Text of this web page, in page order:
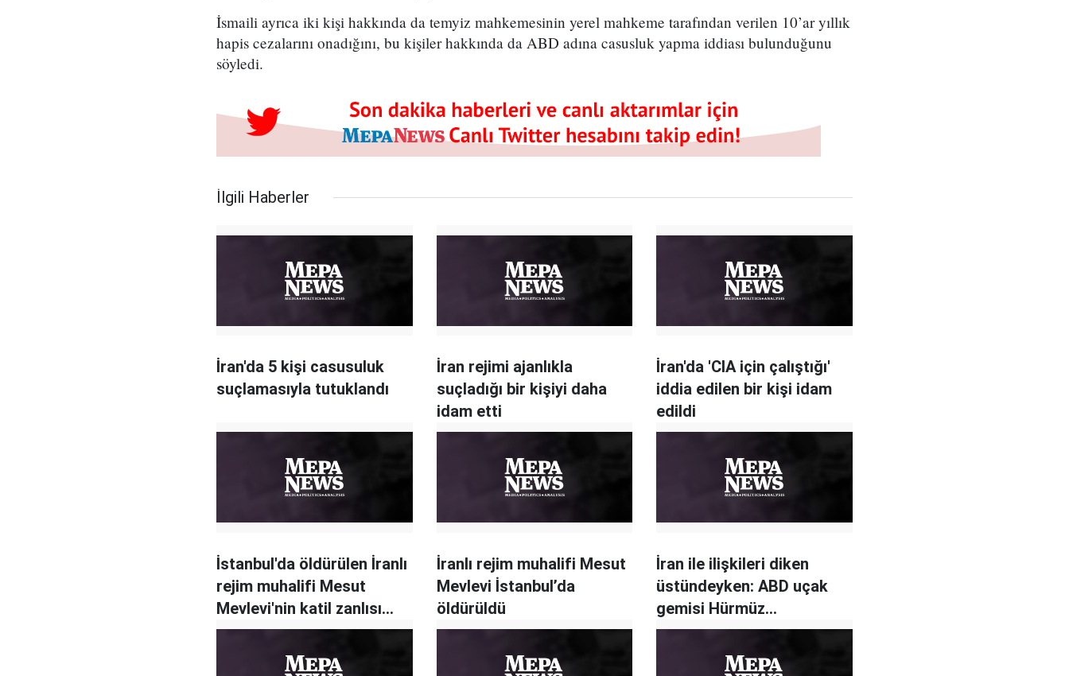
İsmaili ayrıca iki kişi hakkında da temyiz mahkemesinin yerel mahkeme tarafından verilen 10’ar yıllık
hapis cezalarını onadığını, bu kişiler hakkında da ABD adına casusluk yapma iddiası bulunduğunu
söyledi.
İlgili Haberler
İran'da 5 kişi casusuluk
suçlamasıyla tutuklandı
İran rejimi ajanlıkla
suçladığı bir kişiyi daha
idam etti
İran'da 'CIA için çalıştığı'
iddia edilen bir kişi idam
edildi
İstanbul'da öldürülen İranlı
rejim muhalifi Mesut
Mevlevi'nin katil zanlısı
yakalandı
İranlı rejim muhalifi Mesut
Mevlevi İstanbul’da
öldürüldü
İran ile ilişkileri diken
üstündeyken: ABD uçak
gemisi Hürmüz
Boğazı'ndan geçti